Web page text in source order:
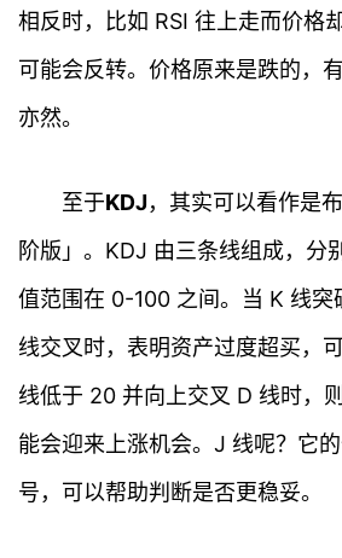
相反时，比如 RSI 往上走而价格
可能会反转。价格原来是跌的，
亦然。
至于KDJ，其实可以看作是
阶版」。KDJ 由三条线组成，分
值范围在 0-100 之间。当 K 线突
线交叉时，表明资产过度超买，
线低于 20 并向上交叉 D 线时，
能会迎来上涨机会。J 线呢？它
号，可以帮助判断是否更稳妥。